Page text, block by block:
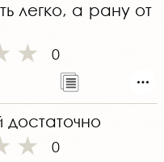
легко, а рану от
0
0